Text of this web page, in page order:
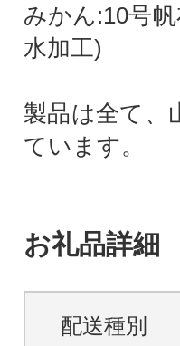
みかん:10号
水加工)
製品は全て、
ています。
お礼品詳細
配送種別